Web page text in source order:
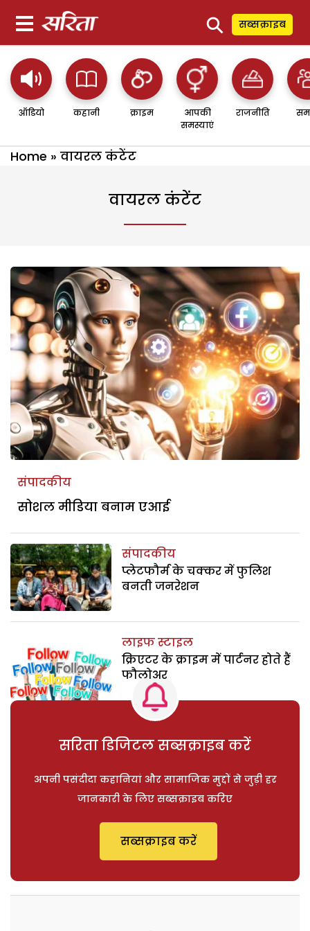
⚲ सब्सक्राइब
ऑडियो कहानी क्राइम
आपकी
समस्याएं
राजनीति
Home » वायरल कंटेंट
वायरल कंटेंट
संपादकीय
सोशल मीडिया बनाम एआई
संपादकीय
प्लेटफौर्म के चक्कर में फुलिश
बनती जनरेशन
लाइफ स्टाइल
क्रिएटर के क्राइम में पार्टनर होते हैं
फौलोअर
सरिता डिजिटल सब्सक्राइब करें
अपनी पसंदीदा कहानियां और सामाजिक मुद्दों से जुड़ी हर
जानकारी के लिए सब्सक्राइब करिए
सब्सक्राइब करें